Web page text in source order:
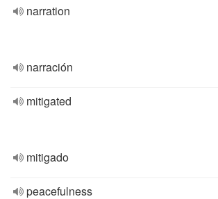
narration
narración
mitigated
mitigado
peacefulness